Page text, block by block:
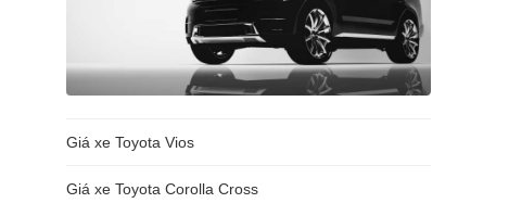
Giá xe Toyota Vios
Giá xe Toyota Corolla Cross